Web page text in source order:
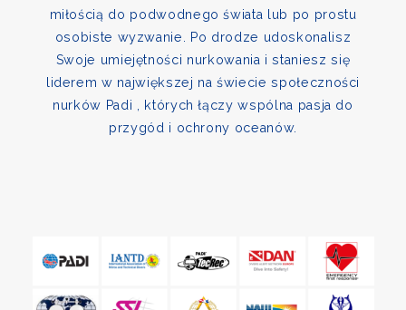
miłością do podwodnego świata lub po prostu
osobiste wyzwanie. Po drodze udoskonalisz
Swoje umiejętności nurkowania i staniesz się
liderem w największej na świecie społeczności
nurków Padi , których łączy wspólna pasja do
przygód i ochrony oceanów.